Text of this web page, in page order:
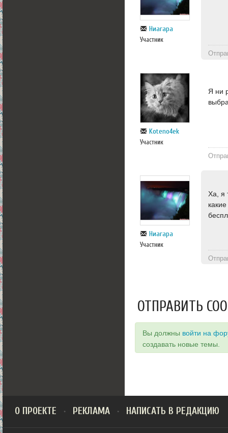
Ниагара
Участник
Koteno4ek
Участник
Я ни
Ниагара
Участник
Ха, я
ОТПРАВИТЬ
Вы должны войти на
создавать новые темы.
О ПРОЕКТЕ РЕКЛАМА НАПИСАТЬ В РЕДАКЦИЮ